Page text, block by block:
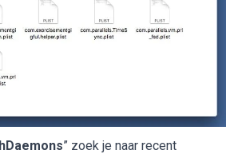
” zoek je naar recent